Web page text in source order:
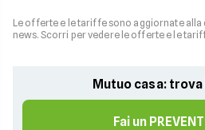
Le offerte e le tariffe sono aggiornate alla
news. Scorri per vedere le offerte e le
Mutuo casa:
Fai un